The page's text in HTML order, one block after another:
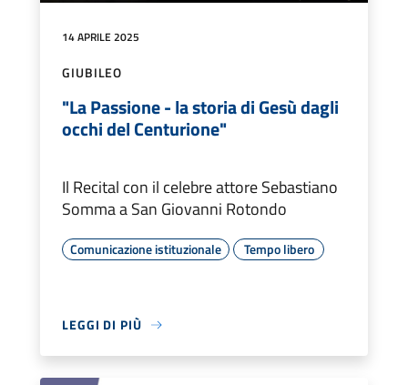
14 APRILE 2025
GIUBILEO
"La Passione - la storia di Gesù dagli
occhi del Centurione"
Il Recital con il celebre attore Sebastiano
Somma a San Giovanni Rotondo
Comunicazione istituzionale Tempo libero
LEGGI DI PIÙ